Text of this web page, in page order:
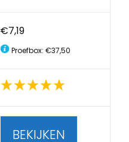
€7,19
Proefbox: €37,50
BEKIJKEN